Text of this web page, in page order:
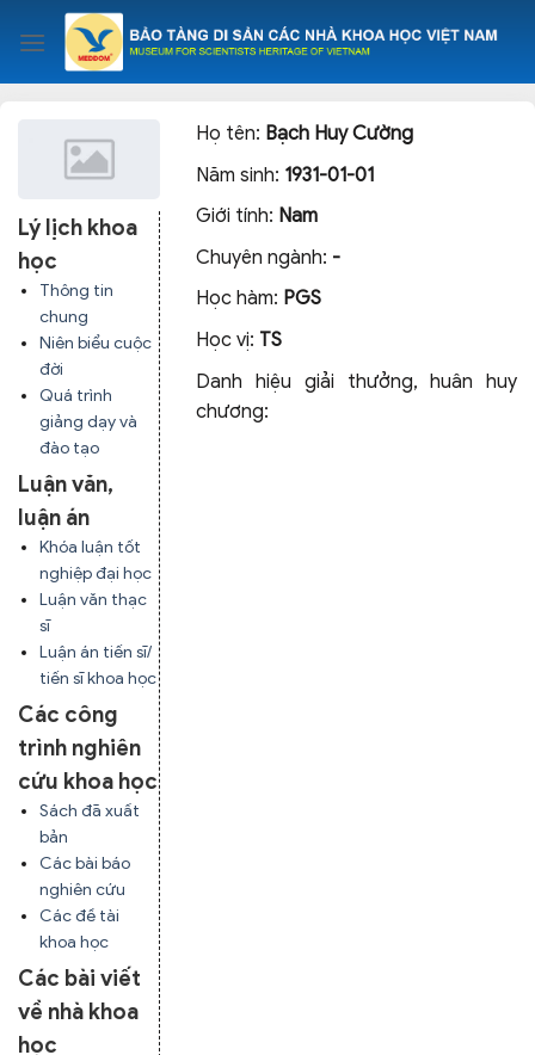
content
Lý lịch khoa
học
Thông tin
chung
Niên biểu cuộc
đời
Quá trình
giảng dạy và
đào tạo
Luận văn,
luận án
Khóa luận tốt
nghiệp đại học
Luận văn thạc
sĩ
Luận án tiến sĩ/
tiến sĩ khoa học
Các công
trình nghiên
cứu khoa học
Sách đã xuất
bản
Các bài báo
nghiên cứu
Các đề tài
khoa học
Các bài viết
về nhà khoa
học
Họ tên: Bạch Huy Cường
Năm sinh: 1931-01-01
Giới tính: Nam
Chuyên ngành: -
Học hàm: PGS
Học vị: TS
Danh hiệu giải thưởng, huân huy
chương: